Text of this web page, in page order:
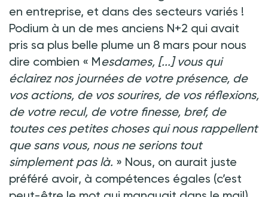
en entreprise, et dans des secteurs variés !
Podium à un de mes anciens N+2 qui avait
pris sa plus belle plume un 8 mars pour nous
dire combien « Mesdames, [...] vous qui
éclairez nos journées de votre présence, de
vos actions, de vos sourires, de vos réflexions,
de votre recul, de votre finesse, bref, de
toutes ces petites choses qui nous rappellent
que sans vous, nous ne serions tout
simplement pas là. » Nous, on aurait juste
préféré avoir, à compétences égales (c’est